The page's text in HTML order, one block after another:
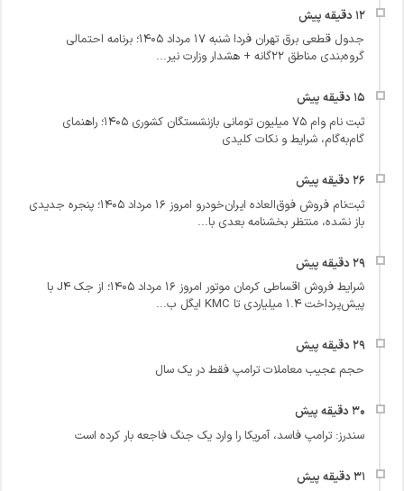
جدول قطعی برق تهران فردا شنبه ۱۷ مرداد ۱۴۰۵؛ برنامه احتمالی
گروه‌بندی مناطق ۲۲گانه + هشدار وزارت نیر...
ثبت نام وام ۷۵ میلیون تومانی بازنشستگان کشوری ۱۴۰۵؛ راهنمای
گام‌به‌گام، شرایط و نکات کلیدی
ثبت‌نام فروش فوق‌العاده ایران‌خودرو امروز ۱۶ مرداد ۱۴۰۵؛ پنجره جدیدی
باز نشده، منتظر بخشنامه بعدی با...
شرایط فروش اقساطی کرمان موتور امروز ۱۶ مرداد ۱۴۰۵؛ از جک J4 با
پیش‌پرداخت ۱.۴ میلیاردی تا KMC ایگل ب...
حجم عجیب معاملات ترامپ فقط در یک سال
سندرز: ترامپ فاسد، آمریکا را وارد یک جنگ فاجعه بار کرده است